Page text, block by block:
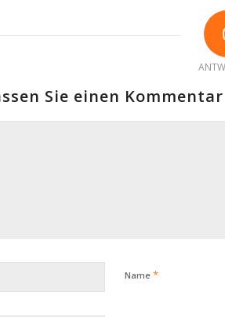
Sie einen Kommentar
Name *